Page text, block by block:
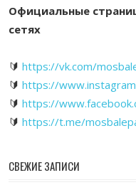
Официальные
сетях
🔰 https://vk.com/
🔰 https://
🔰 https://
🔰 https://t.me/
СВЕЖИЕ ЗАПИСИ